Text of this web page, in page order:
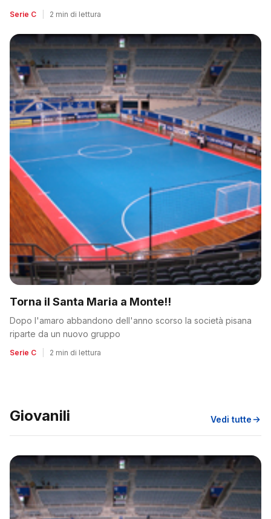
Serie C 2 min di lettura
Torna il Santa Maria a Monte!!
Dopo l'amaro abbandono dell'anno scorso la società pisana
riparte da un nuovo gruppo
Serie C 2 min di lettura
Giovanili Vedi tutte